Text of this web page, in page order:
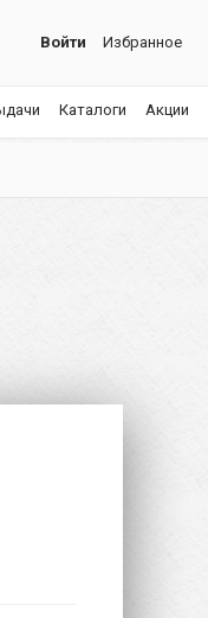
Войти Избранное
Каталоги Акции